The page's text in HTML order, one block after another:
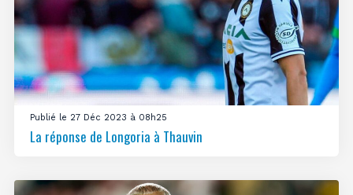
Publié le 27 Déc 2023 à 08h25
La réponse de Longoria à Thauvin